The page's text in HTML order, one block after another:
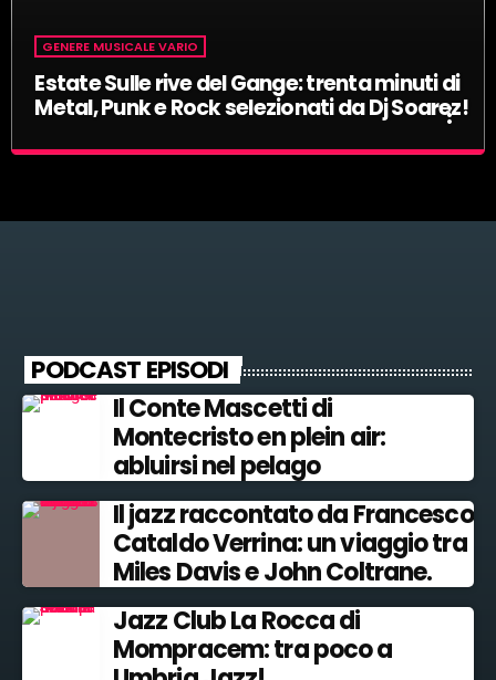
GENERE MUSICALE VARIO
Estate Sulle rive del Gange: trenta minuti di
Metal, Punk e Rock selezionati da Dj Soarez!
more_vert
PODCAST EPISODI
Il Conte Mascetti di
Montecristo en plein air:
abluirsi nel pelago
Il jazz raccontato da Francesco
Cataldo Verrina: un viaggio tra
Miles Davis e John Coltrane.
Jazz Club La Rocca di
Mompracem: tra poco a